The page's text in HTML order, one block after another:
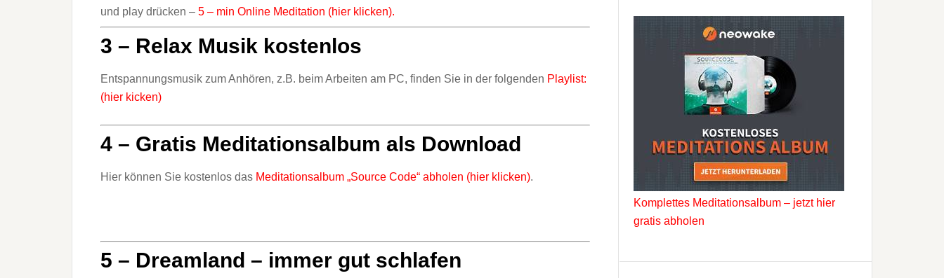
und play drücken – 5 – min Online Meditation (hier klicken).
3 – Relax Musik kostenlos
Entspannungsmusik zum Anhören, z.B. beim Arbeiten am PC, finden Sie in der folgenden Playlist:
(hier kicken)
4 – Gratis Meditationsalbum als Download
Hier können Sie kostenlos das Meditationsalbum „Source Code“ abholen (hier klicken).
5 – Dreamland – immer gut schlafen
Komplettes Meditationsalbum – jetzt hier
gratis abholen